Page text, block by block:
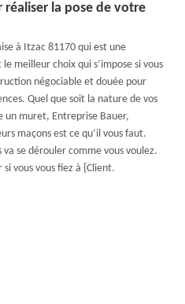
la pose de votre
à Itzac 81170 qui est une
meilleur choix qui s’impose si vous
négociable et douée pour
Quel que soit la nature de vos
muret, Entreprise Bauer,
maçons est ce qu’il vous faut.
se dérouler comme vous voulez.
vous vous fiez à {Client.